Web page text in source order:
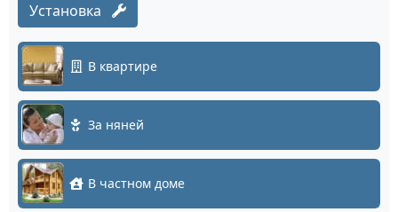
Установка
В квартире
За няней
В частном доме